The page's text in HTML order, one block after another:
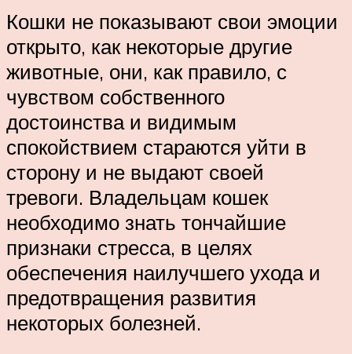
Кошки не показывают свои эмоции
открыто, как некоторые другие
животные, они, как правило, с
чувством собственного
достоинства и видимым
спокойствием стараются уйти в
сторону и не выдают своей
тревоги. Владельцам кошек
необходимо знать тончайшие
признаки стресса, в целях
обеспечения наилучшего ухода и
предотвращения развития
некоторых болезней.